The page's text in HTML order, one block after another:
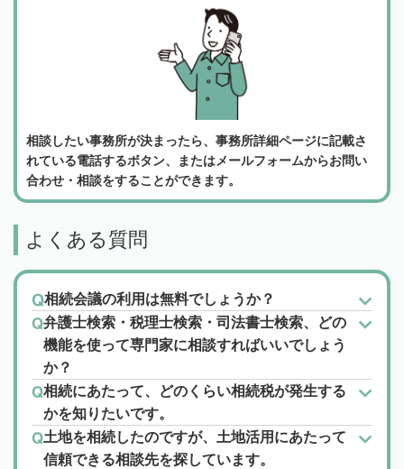
相談したい事務所が決まったら、事務所詳細ページに記載さ
れている電話するボタン、またはメールフォームからお問い
合わせ・相談をすることができます。
よくある質問
相続会議の利用は無料でしょうか？
弁護士検索・税理士検索・司法書士検索、どの
機能を使って専門家に相談すればいいでしょう
か？
相続にあたって、どのくらい相続税が発生する
かを知りたいです。
土地を相続したのですが、土地活用にあたって
信頼できる相談先を探しています。